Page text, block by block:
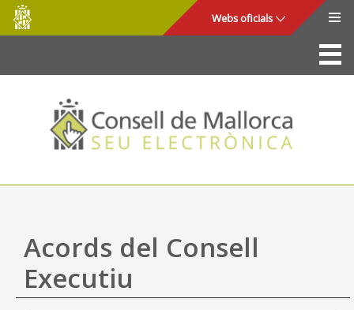
Salta al contingut principal
Consell
de
Mallorca
Webs oficials
La Seu
Consell de Mallorca
Accés i seguretat
Utilitats
Ajuda
Acords del Consell
Executiu